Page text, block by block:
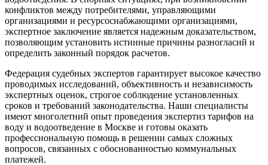
конфликтов между потребителями, управляющими
организациями и ресурсоснабжающими организациями,
экспертное заключение является надежным доказательством,
позволяющим установить истинные причины разногласий и
определить законный порядок расчетов.
Федерация судебных экспертов гарантирует высокое качество
проводимых исследований, объективность и независимость
экспертных оценок, строгое соблюдение установленных
сроков и требований законодательства. Наши специалисты
имеют многолетний опыт проведения экспертиз тарифов на
воду и водоотведение в Москве и готовы оказать
профессиональную помощь в решении самых сложных
вопросов, связанных с обоснованностью коммунальных
платежей.